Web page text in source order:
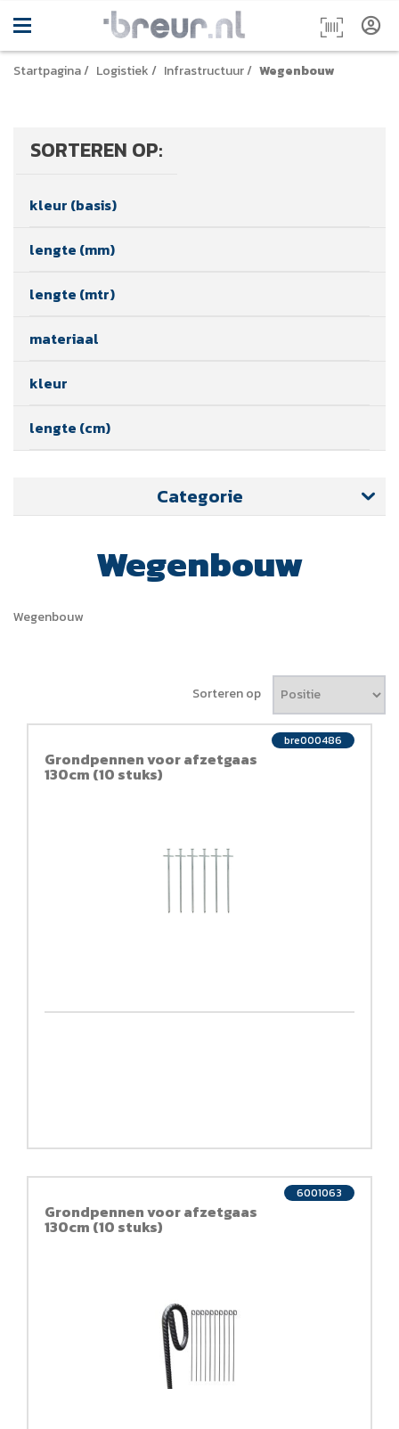
Startpagina/ Logistiek/ Infrastructuur/ Wegenbouw
SORTEREN OP:
kleur (basis)
lengte (mm)
lengte (mtr)
materiaal
kleur
lengte (cm)
Categorie
Wegenbouw
Wegenbouw
Sorteren op
Grondpennen voor afzetgaas
130cm (10 stuks)
bre000486
Grondpennen voor afzetgaas
130cm (10 stuks)
6001063